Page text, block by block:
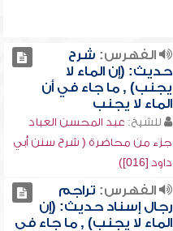
الفهرس: شرح
حديث: (إن الماء لا
يجنب) , ما جاء في أن
الماء لا يجنب
للشيخ: عبد المحسن العباد
جزء من محاضرة ( شرح سنن أبي
داود [016])
الفهرس: تراجم
رجال إسناد حديث: (إن
الماء لا يجنب) , ما جاء في